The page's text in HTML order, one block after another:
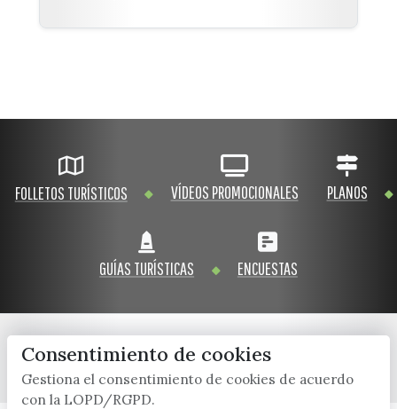
FOLLETOS TURÍSTICOS VÍDEOS PROMOCIONALES PLANOS
GUÍAS TURÍSTICAS ENCUESTAS
x / twitter facebook youtube instagram
Consentimiento de cookies
Gestiona el consentimiento de cookies de acuerdo
con la LOPD/RGPD.